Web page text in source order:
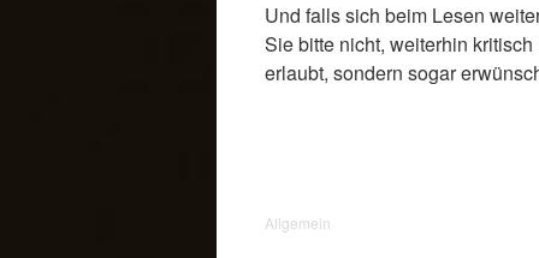
Und falls sich beim Lesen
Sie bitte nicht, weiterhin
erlaubt, sondern sogar
Allgemein